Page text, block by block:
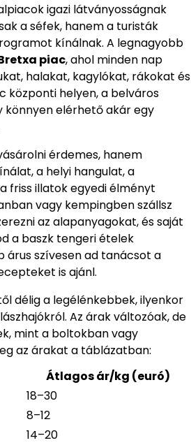
igazi látványosságnak
a séfek, hanem a turisták
kínálnak. A legnagyobb
piac, ahol minden nap
halakat, kagylókat, rákokat és
központi helyen, a belváros
könnyen elérhető akár egy
érdemes, hanem
a helyi hangulat, a
friss illatok egyedi élményt
vagy kempingben szállsz
az alapanyagokat, és saját
a baszk tengeri ételek
árus szívesen ad tanácsot a
is ajánl.
délig a legélénkebbek, ilyenkor
Az árak változóak, de
mint a boltokban vagy
az árakat a táblázatban:
Átlagos ár/kg (euró)
18–30
8–12
14–20